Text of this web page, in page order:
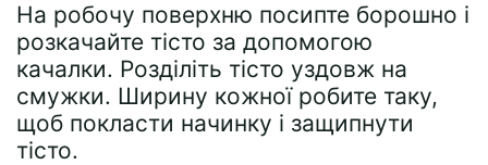
На робочу поверхню посипте борошно і
розкачайте тісто за допомогою
качалки. Розділіть тісто уздовж на
смужки. Ширину кожної робите таку,
щоб покласти начинку і защипнути
тісто.